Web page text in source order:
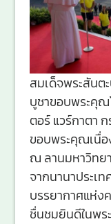
สมเด็จพระสันต
บูชาขอบพระคุ
ตอร์ แวร์กาตา
ขอบพระคุณเนื่อ
ณ ลานมหาวิทย
จากนานาประเ
บรรยากาศแห่ง
ชื่นชมยินดีในพร